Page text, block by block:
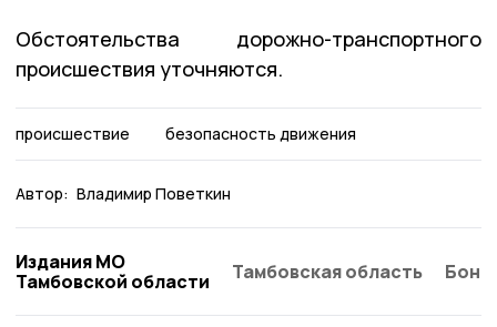
Обстоятельства дорожно-транспортного
происшествия уточняются.
происшествие безопасность движения
Автор: Владимир Поветкин
Издания МО
Тамбовской области
Тамбовская область